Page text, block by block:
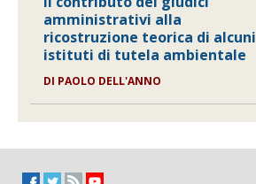
amministrativi alla
ricostruzione teorica di alcuni
istituti di tutela ambientale
DI PAOLO DELL'ANNO